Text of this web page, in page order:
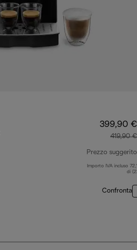
399,90 €
419,90 €
Prezzo suggerito
Importo IVA incluso
di
Confronta